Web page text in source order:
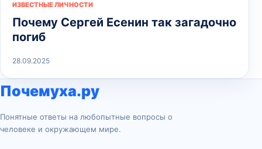
ИЗВЕСТНЫЕ ЛИЧНОСТИ
Почему Сергей Есенин так загадочно
погиб
28.09.2025
Почемуха.ру
Понятные ответы на любопытные вопросы о
человеке и окружающем мире.